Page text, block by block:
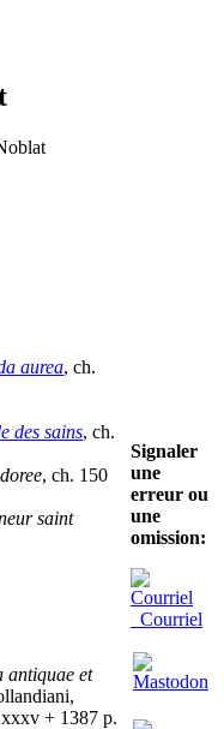
aurea, ch.
des sains, ch.
, ch. 150
saint
antiquae et
+ 1387 p.
Signaler
une
erreur ou
une
omission:
Courriel